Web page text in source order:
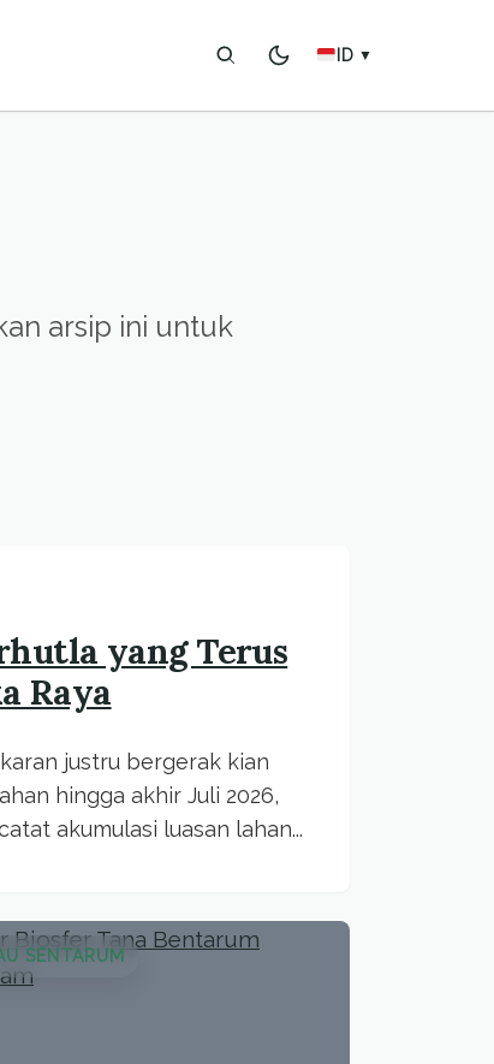
ID ▼
arsip ini untuk
yang Terus
Raya
justru bergerak kian
hingga akhir Juli 2026,
akumulasi luasan lahan...
SENTARUM